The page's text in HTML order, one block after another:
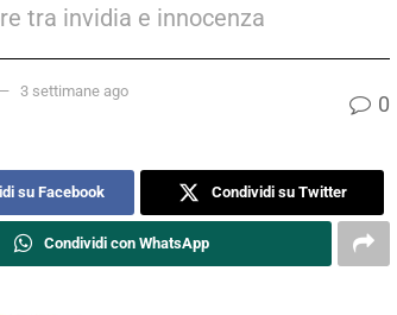
tra invidia e innocenza
3 settimane ago
0
su Facebook Condividi su Twitter
Condividi con WhatsApp